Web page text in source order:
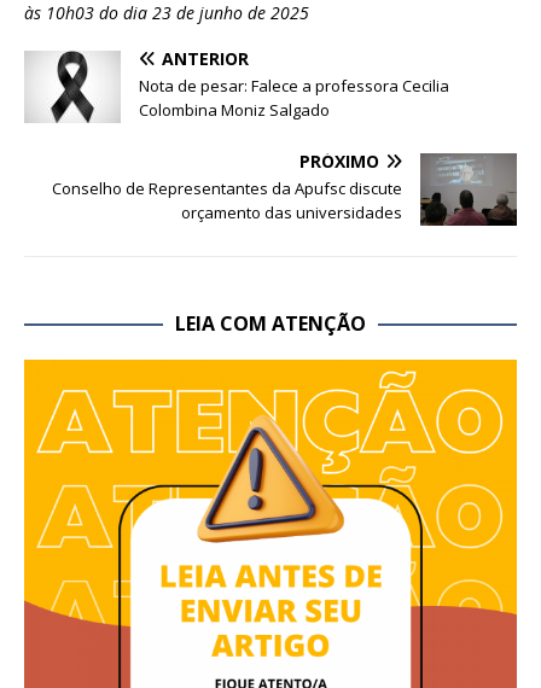
às 10h03 do dia 23 de junho de 2025
ANTERIOR
Nota de pesar: Falece a professora Cecilia
Colombina Moniz Salgado
PRÓXIMO
Conselho de Representantes da Apufsc discute
orçamento das universidades
LEIA COM ATENÇÃO